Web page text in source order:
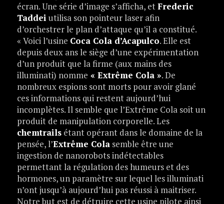
écran. Une série d’image s’afficha, etFrederic
Taddei utilisa son pointeur laser afin
d’orchestrer le plan d’attaque qu’il a constitué.
« Voici l’usine Coca Cola d’Acapulco. Elle est
depuis deux ans le siège d’une expérimentation
d’un produit que la firme (aux mains des
illuminati) nomme « Extrême Cola ». De
nombreux espions sont morts pour avoir glané
ces informations qui restent aujourd’hui
incomplètes. Il semble que l’Extrême Cola soit un
produit de manipulation corporelle. Les
chemtrailsétant opérant dans le domaine de la
pensée, l’Extrême Colasemble être une
ingestion de nanorobots indétectables
permettant la régulation des humeurs et des
hormones, un paramètre sur lequel les illuminati
n’ont jusqu’à aujourd’hui pas réussi à maitriser.
Notre but est de détruire cette usine pilote ainsi